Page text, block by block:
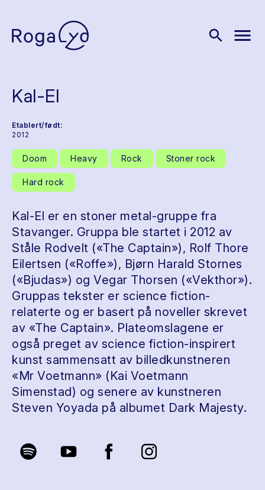
search menu
Kal-El
Etablert/født:
2012
Doom Heavy Rock Stoner rock
Hard rock
Kal-El er en stoner metal-gruppe fra
Stavanger. Gruppa ble startet i 2012 av
Ståle Rodvelt («The Captain»), Rolf Thore
Eilertsen («Roffe»), Bjørn Harald Stornes
(«Bjudas») og Vegar Thorsen («Vekthor»).
Gruppas tekster er science fiction-
relaterte og er basert på noveller skrevet
av «The Captain». Plateomslagene er
også preget av science fiction-inspirert
kunst sammensatt av billedkunstneren
«Mr Voetmann» (Kai Voetmann
Simenstad) og senere av kunstneren
Steven Yoyada på albumet Dark Majesty.